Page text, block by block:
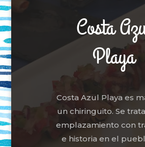
Costa
Playa
Costa Azul Playa es
un chiringuito. Se
emplazamiento con
e historia en el